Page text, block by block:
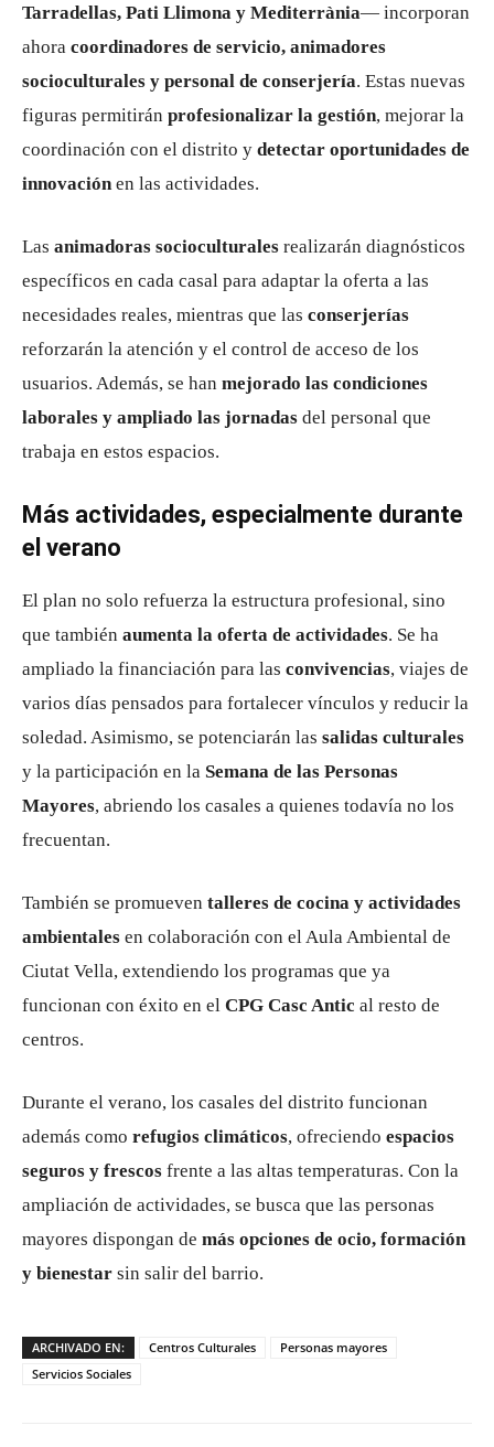
Tarradellas, Pati Llimona y Mediterrània— incorporan
ahora coordinadores de servicio, animadores
socioculturales y personal de conserjería. Estas nuevas
figuras permitirán profesionalizar la gestión, mejorar la
coordinación con el distrito y detectar oportunidades de
innovación en las actividades.
Las animadoras socioculturales realizarán diagnósticos
específicos en cada casal para adaptar la oferta a las
necesidades reales, mientras que las conserjerías
reforzarán la atención y el control de acceso de los
usuarios. Además, se han mejorado las condiciones
laborales y ampliado las jornadas del personal que
trabaja en estos espacios.
Más actividades, especialmente durante
el verano
El plan no solo refuerza la estructura profesional, sino
que también aumenta la oferta de actividades. Se ha
ampliado la financiación para las convivencias, viajes de
varios días pensados para fortalecer vínculos y reducir la
soledad. Asimismo, se potenciarán las salidas culturales
y la participación en la Semana de las Personas
Mayores, abriendo los casales a quienes todavía no los
frecuentan.
También se promueven talleres de cocina y actividades
ambientales en colaboración con el Aula Ambiental de
Ciutat Vella, extendiendo los programas que ya
funcionan con éxito en el CPG Casc Antic al resto de
centros.
Durante el verano, los casales del distrito funcionan
además como refugios climáticos, ofreciendo espacios
seguros y frescos frente a las altas temperaturas. Con la
ampliación de actividades, se busca que las personas
mayores dispongan de más opciones de ocio, formación
y bienestar sin salir del barrio.
ARCHIVADO EN: Centros Culturales
Personas mayores
Servicios Sociales